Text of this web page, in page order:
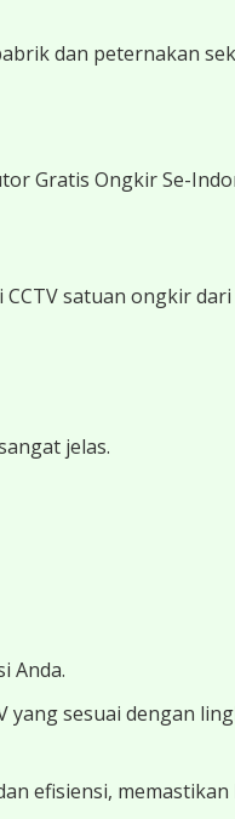
dan peternakan
Gratis Ongkir Se-
satuan ongkir dari
jelas.
Anda.
yang sesuai dengan
efisiensi, memastikan